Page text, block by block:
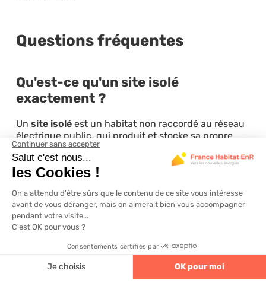
Questions fréquentes
Qu'est-ce qu'un site isolé
exactement ?
Un site isolé est un habitat non raccordé au réseau
électrique public, qui produit et stocke sa propre
énergie via des équipements autonomes comme
des panneaux solaires et des batteries.
Quelles conditions pour être
reconnu en site isolé ?
Le site isolé est reconnu lorsque le raccordement au
réseau Enedis est techniquement impossible ou
économiquement non viable, et que l’habitat
dispose de ses propres moyens de production
énergétique.
4.6 320 avis